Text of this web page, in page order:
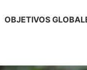
OBJETIVOS